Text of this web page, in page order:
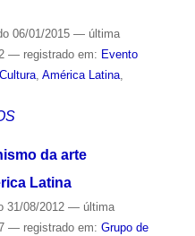
06/01/2015 — última
— registrado em: Evento
Cultura, América Latina,
da arte
Latina
31/08/2012 — última
— registrado em: Grupo de